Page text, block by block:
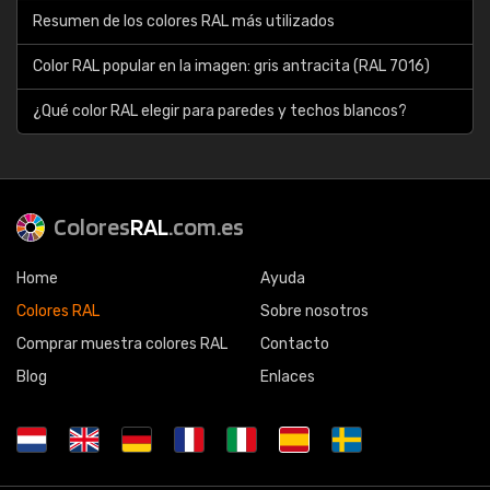
Resumen de los colores RAL más utilizados
Color RAL popular en la imagen: gris antracita (RAL 7016)
¿Qué color RAL elegir para paredes y techos blancos?
ColoresRAL.com.es
Home
Colores RAL
Comprar muestra colores RAL
Blog
Ayuda
Sobre nosotros
Contacto
Enlaces